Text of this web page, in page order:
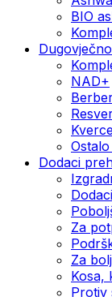
BIO
NAD+
Dodaci
Za
Za
Kosa,
Protiv